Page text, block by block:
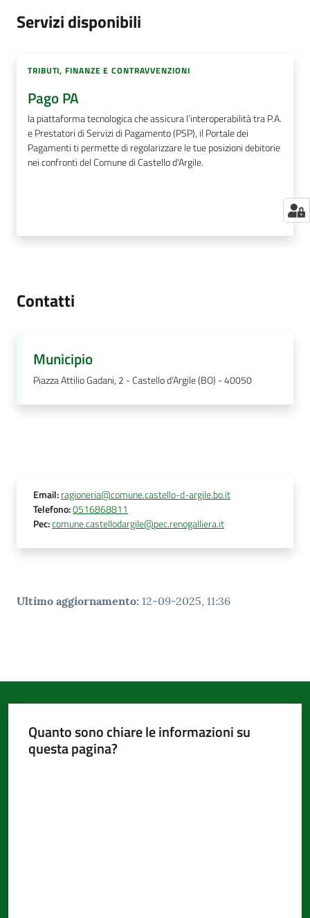
Servizi disponibili
TRIBUTI, FINANZE E CONTRAVVENZIONI
Pago PA
la piattaforma tecnologica che assicura l’interoperabilità tra P.A.
e Prestatori di Servizi di Pagamento (PSP), il Portale dei
Pagamenti ti permette di regolarizzare le tue posizioni debitorie
nei confronti del Comune di Castello d'Argile.
Contatti
Municipio
Piazza Attilio Gadani, 2 - Castello d'Argile (BO) - 40050
Email:ragioneria@comune.castello-d-argile.bo.it
Telefono:0516868811
Pec:comune.castellodargile@pec.renogalliera.it
Ultimo aggiornamento: 12-09-2025, 11:36
Quanto sono chiare le informazioni su
questa pagina?